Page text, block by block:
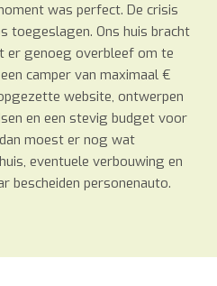
was perfect. De crisis
toegeslagen. Ons huis bracht
er genoeg overbleef om te
camper van maximaal €
website, ontwerpen
en een stevig budget voor
moest er nog wat
eventuele verbouwing en
bescheiden personenauto.